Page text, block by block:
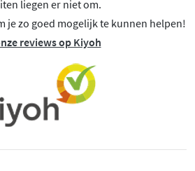
liegen er niet om.
je zo goed mogelijk te kunnen helpen!
reviews op Kiyoh